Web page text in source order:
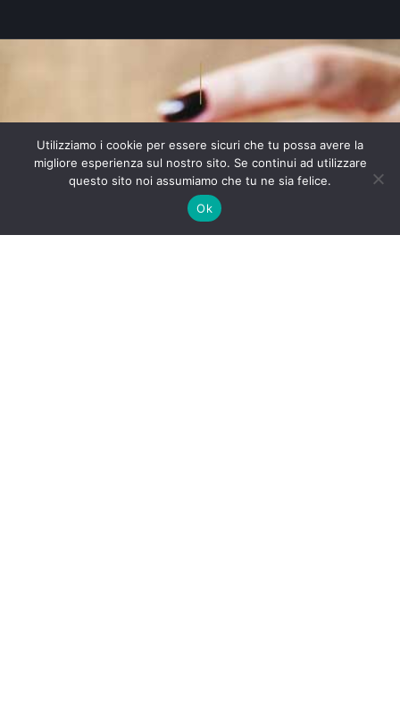
CHI SIAMO
Lo Studio
Utilizziamo i cookie per essere sicuri che tu possa avere la
migliore esperienza sul nostro sito. Se continui ad utilizzare
questo sito noi assumiamo che tu ne sia felice.
Ok